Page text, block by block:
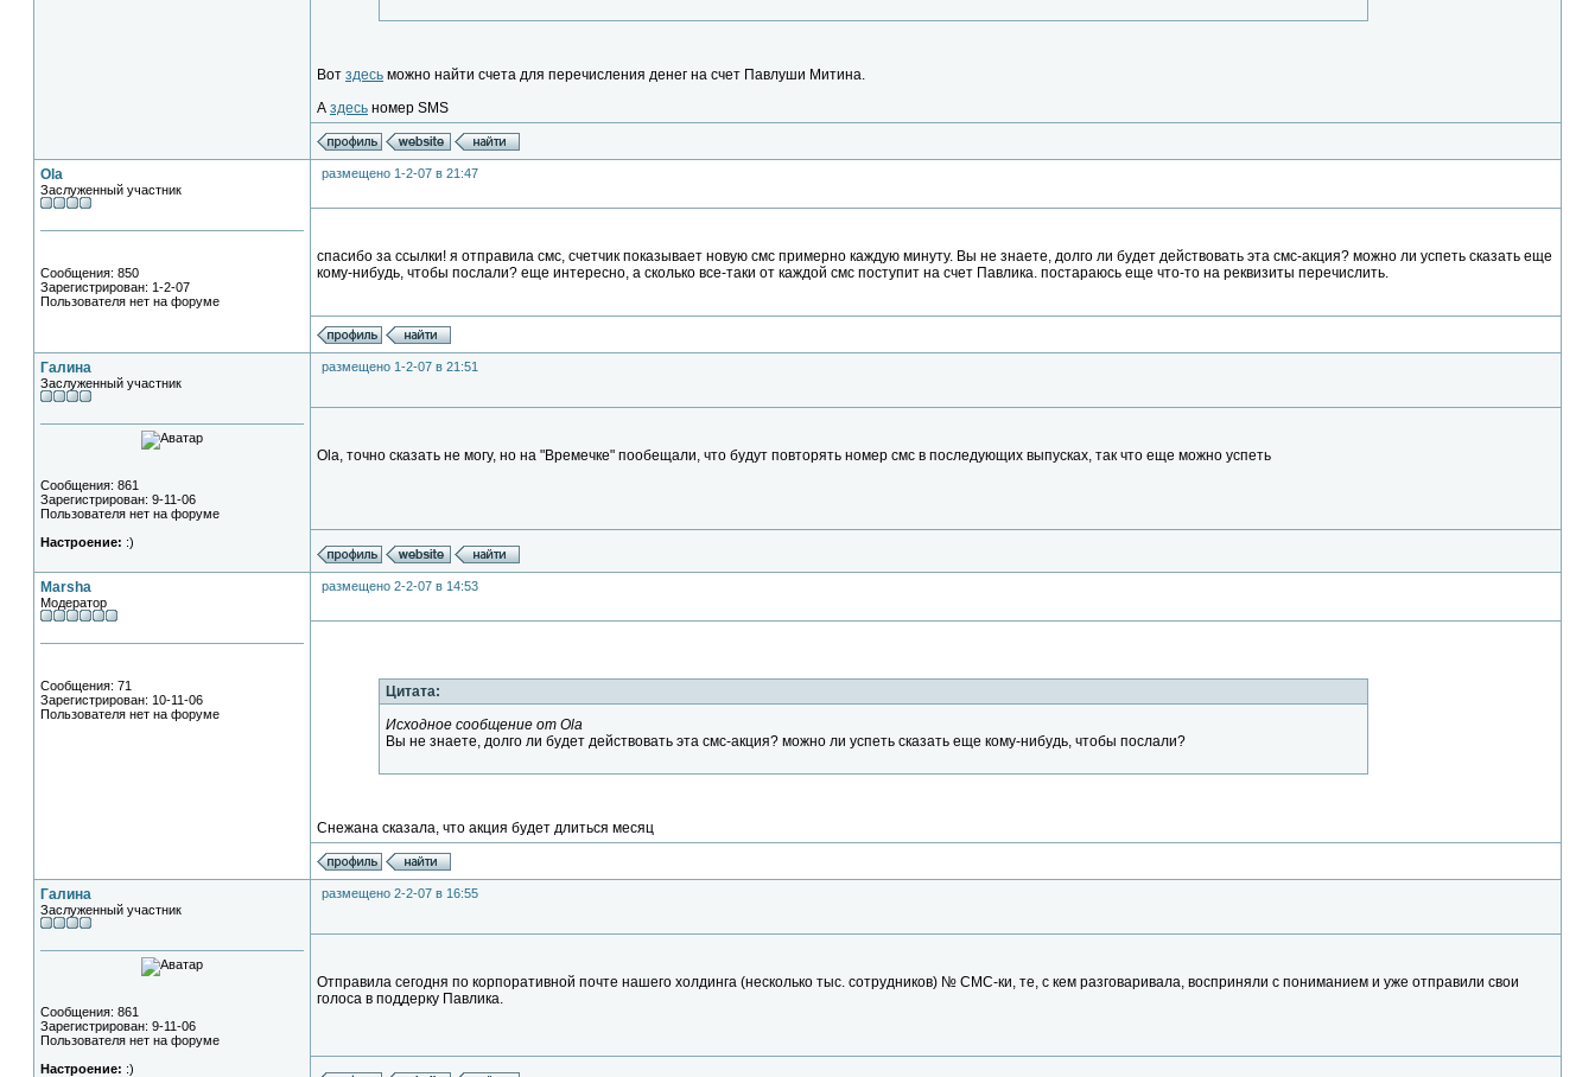
Вот здесь можно найти счета для перечисления денег на счет Павлуши Митина.
А здесь номер SMS
Ola
Заслуженный участник
Сообщения: 850
Зарегистрирован: 1-2-07
Пользователя нет на форуме
размещено 1-2-07 в 21:47
спасибо за ссылки! я отправила смс, счетчик показывает новую смс примерно каждую минуту. Вы не знаете, долго ли будет действовать эта смс-акция? можно ли успеть сказать еще
кому-нибудь, чтобы послали? еще интересно, а сколько все-таки от каждой смс поступит на счет Павлика. постараюсь еще что-то на реквизиты перечислить.
Галина
Заслуженный участник
Сообщения: 861
Зарегистрирован: 9-11-06
Пользователя нет на форуме
Настроение: :)
размещено 1-2-07 в 21:51
Ola, точно сказать не могу, но на "Времечке" пообещали, что будут повторять номер смс в последующих выпусках, так что еще можно успеть
Marsha
Модератор
Сообщения: 71
Зарегистрирован: 10-11-06
Пользователя нет на форуме
размещено 2-2-07 в 14:53
Цитата:
Исходное сообщение от Ola
Вы не знаете, долго ли будет действовать эта смс-акция? можно ли успеть сказать еще кому-нибудь, чтобы послали?
Снежана сказала, что акция будет длиться месяц
Галина
Заслуженный участник
Сообщения: 861
Зарегистрирован: 9-11-06
Пользователя нет на форуме
Настроение: :)
размещено 2-2-07 в 16:55
Отправила сегодня по корпоративной почте нашего холдинга (несколько тыс. сотрудников) № СМС-ки, те, с кем разговаривала, восприняли с пониманием и уже отправили свои
голоса в поддерку Павлика.